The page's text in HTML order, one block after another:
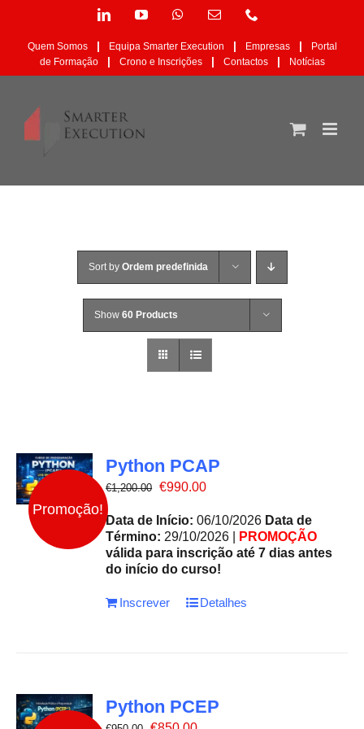
content
LinkedInYouTubeWhatsAppEmail
mas
não
publicado)
Quem Somos | Equipa Smarter Execution | Empresas |
Portal
de Formação
| Crono e Inscrições | Contactos | Notícias
Sort by Ordem predefinida
Show 60 Products
Promoção!
Python PCAP
€1,200.00 O
original
era:
€1,200.00.
€990.00O
atual
é:
€990.00.
Data de Início: 06/10/2026 Data de
Término: 29/10/2026 |
PROMOÇÃO
válida para inscrição até 7 dias antes
do início do curso!
Inscrever Detalhes
Python PCEP